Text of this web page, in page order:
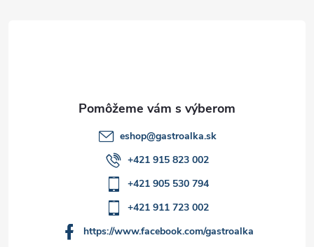
eshop@gastroalka.sk
+421 915 823 002
+421 905 530 794
+421 911 723 002
https://www.facebook.com/gastroalka